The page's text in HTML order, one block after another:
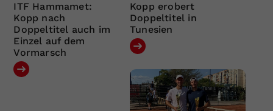
ITF Hammamet:
Kopp nach
Doppeltitel auch im
Einzel auf dem
Vormarsch
Kopp erobert
Doppeltitel in
Tunesien